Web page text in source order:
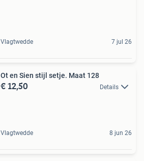
Vlagtwedde 7 jul 26
Ot en Sien stijl setje. Maat 128
€ 12,50 Details
Vlagtwedde 8 jun 26